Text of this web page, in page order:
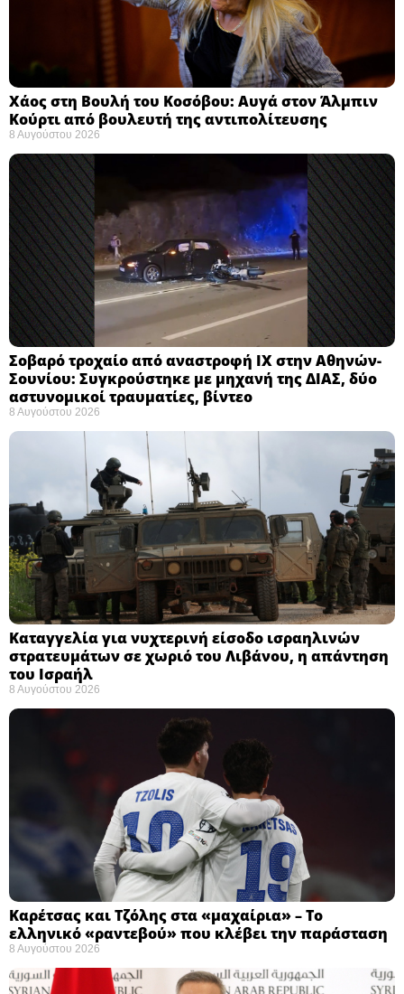
Χάος στη Βουλή του Κοσόβου: Αυγά στον Άλμπιν
Κούρτι από βουλευτή της αντιπολίτευσης
8 Αυγούστου 2026
Σοβαρό τροχαίο από αναστροφή ΙΧ στην Αθηνών-
Σουνίου: Συγκρούστηκε με μηχανή της ΔΙΑΣ, δύο
αστυνομικοί τραυματίες, βίντεο
8 Αυγούστου 2026
Καταγγελία για νυχτερινή είσοδο ισραηλινών
στρατευμάτων σε χωριό του Λιβάνου, η απάντηση
του Ισραήλ
8 Αυγούστου 2026
Καρέτσας και Τζόλης στα «μαχαίρια» – Το
ελληνικό «ραντεβού» που κλέβει την παράσταση
8 Αυγούστου 2026